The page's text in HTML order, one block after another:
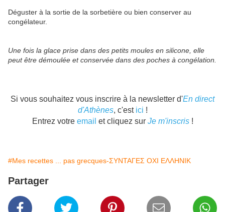
Déguster à la sortie de la sorbetière ou bien conserver au
congélateur.
Une fois la glace prise dans des petits moules en silicone, elle
peut être démoulée et conservée dans des poches à congélation.
Si vous souhaitez vous inscrire à la newsletter d'En direct
d'Athènes, c'est ici !
Entrez votre email et cliquez sur Je m'inscris!
#Mes recettes ... pas grecques-ΣΥΝΤΑΓΕΣ ΟΧΙ ΕΛΛΗΝΙΚ
Partager